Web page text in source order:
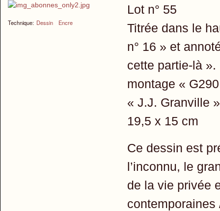
Technique: Dessin Encre
Lot n° 55
Titrée dans le
n° 16 » et
cette partie-là
montage «
« J.J. Granville
19,5 x 15 cm
Ce dessin est
l’inconnu, le
de la vie privée